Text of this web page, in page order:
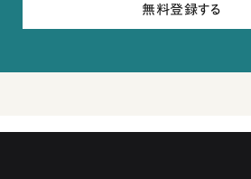
無料登録する